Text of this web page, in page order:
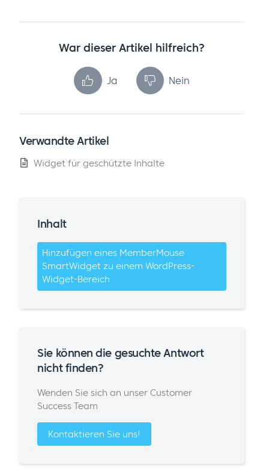
War dieser Artikel hilfreich?
Ja Nein
Verwandte Artikel
Widget für geschützte Inhalte
Inhalt
Hinzufügen eines MemberMouse
SmartWidget zu einem WordPress-
Widget-Bereich
Sie können die gesuchte Antwort
nicht finden?
Wenden Sie sich an unser Customer
Success Team
Kontaktieren Sie uns!